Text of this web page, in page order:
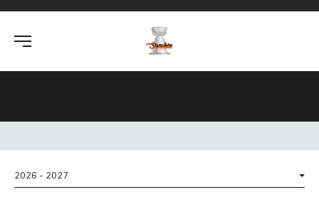
2026 - 2027